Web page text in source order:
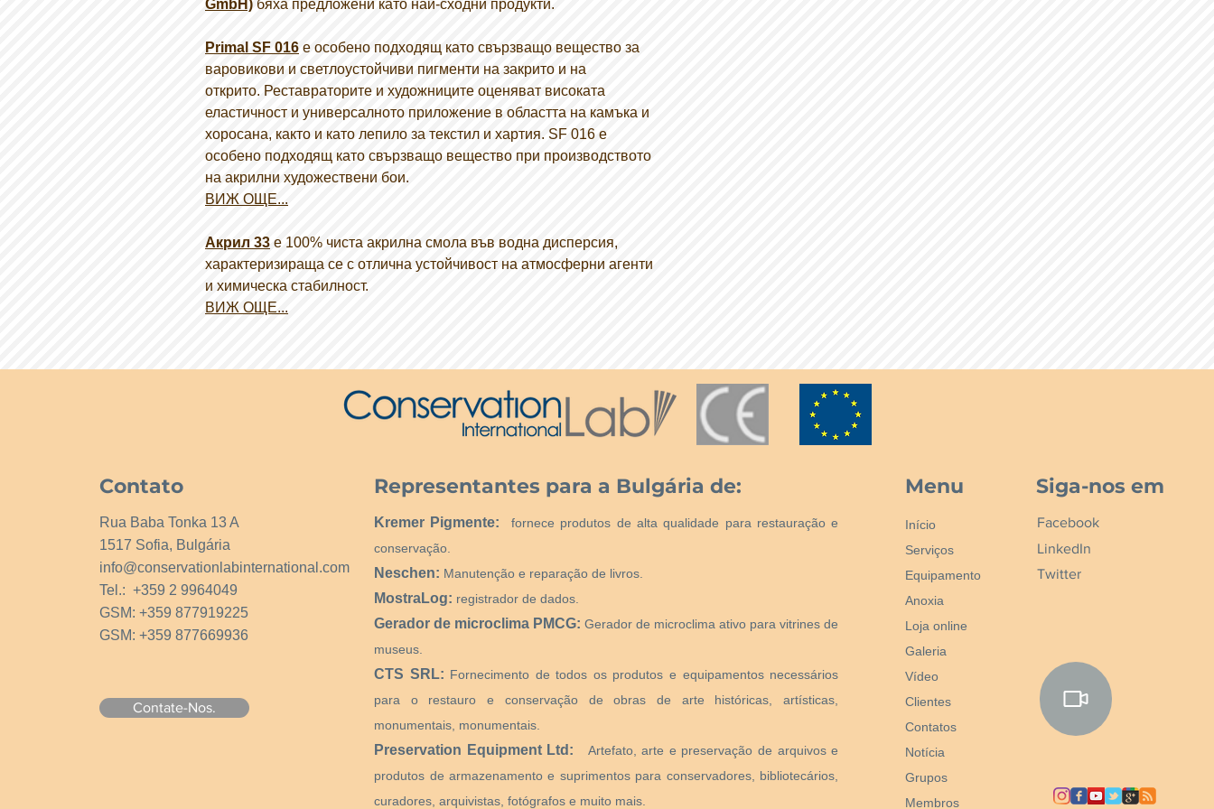
GmbH) бяха предложени като най-сходни продукти.
Primal SF 016 е особено подходящ като свързващо вещество за
варовикови и светлоустойчиви пигменти на закрито и на
открито. Реставраторите и художниците оценяват високата
еластичност и универсалното приложение в областта на камъка и
хоросана, както и като лепило за текстил и хартия. SF 016 е
особено подходящ като свързващо вещество при производството
на акрилни художествени бои.
ВИЖ ОЩЕ...
Акрил 33 е 100% чиста акрилна смола във водна дисперсия,
характеризираща се с отлична устойчивост на атмосферни агенти
и химическа стабилност.
ВИЖ ОЩЕ...
Contato
Rua Baba Tonka 13 A
1517 Sofia, Bulgária
info@conservationlabinternational.com
Tel.: +359 2 9964049
GSM: +359 877919225
GSM: +359 877669936
Contate-Nos.
Representantes para a Bulgária de:
Kremer Pigmente:
fornece produtos de alta qualidade para restauração e
conservação.
Neschen: Manutenção e reparação de livros.
MostraLog: registrador de dados.
Gerador de microclima PMCG: Gerador de microclima ativo para vitrines de
museus.
CTS SRL: Fornecimento de todos os produtos e equipamentos necessários
para o restauro e conservação de obras de arte históricas, artísticas,
monumentais, monumentais.
Preservation Equipment Ltd:
Artefato, arte e preservação de arquivos e
produtos de armazenamento e suprimentos para conservadores, bibliotecários,
curadores, arquivistas, fotógrafos e muito mais.
Menu
Início
Serviços
Equipamento
Anoxia
Loja online
Galeria
Vídeo
Clientes
Contatos
Notícia
Grupos
Membros
Siga-nos em
Facebook
LinkedIn
Twitter